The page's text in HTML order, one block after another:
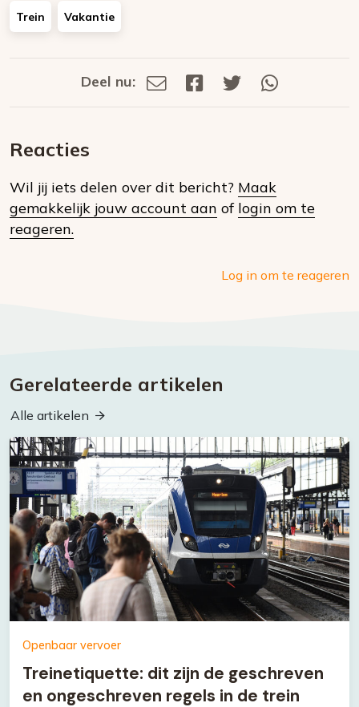
Trein Vakantie
Deel
social
Deel nu:
Deel
Deel
Deel
Reacties
Wil jij iets delen over dit bericht? Maak
gemakkelijk jouw account aan of login om te
reageren.
Log in om te reageren
Gerelateerde artikelen
Alle artikelen
Openbaar vervoer
Treinetiquette: dit zijn de geschreven
en ongeschreven regels in de trein